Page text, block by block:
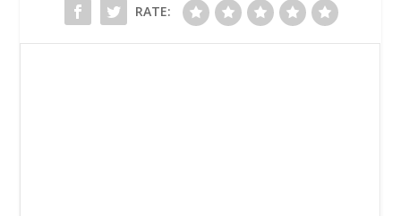
RATE: